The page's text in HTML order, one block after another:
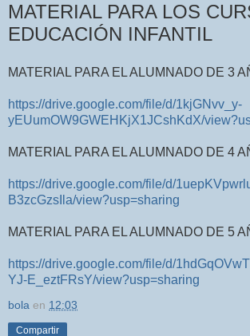
MATERIAL PARA LOS
EDUCACIÓN INFANTIL
MATERIAL PARA EL ALUMNADO DE 3
https://drive.google.com/file/d/1kjGNvv_y-
yEUumOW9GWEHKjX1JCshKdX/
MATERIAL PARA EL ALUMNADO DE 4
https://drive.google.com/file/d/
B3zcGzsIla/view?usp=sharing
MATERIAL PARA EL ALUMNADO DE 5
https://drive.google.com/file/d/
YJ-E_eztFRsY/view?usp=sharing
bola en 12:03
Compartir